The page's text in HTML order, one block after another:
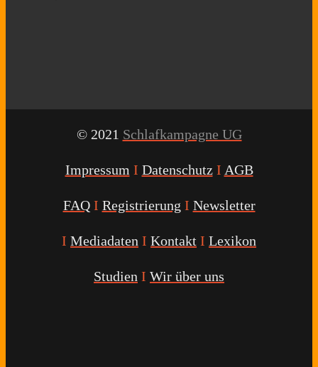
© 2021 Schlafkampagne UG
Impressum I Datenschutz I AGB
FAQ I Registrierung I Newsletter
I Mediadaten I Kontakt I Lexikon
Studien I Wir über uns